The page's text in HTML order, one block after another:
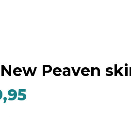
Peaven